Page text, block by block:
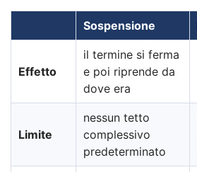
Sospensione
Effetto
il termine si ferma
e poi riprende da
dove era
Limite
nessun tetto
complessivo
predeterminato